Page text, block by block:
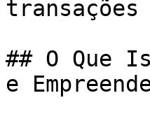
## O Que
e